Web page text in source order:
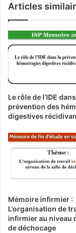
Articles
Le rôle de l’IDE
prévention des
digestives
Mémoire infirmier :
L’organisation de
infirmier au niveau
de déchocage